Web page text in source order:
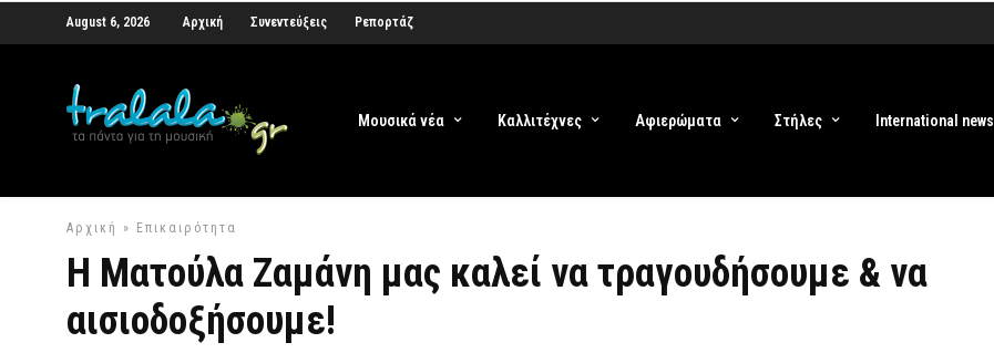
August 6, 2026 Αρχική Συνεντεύξεις Ρεπορτάζ
Μουσικά νέα Καλλιτέχνες Αφιερώματα Στήλες International news
Αρχική » Επικαιρότητα
Η Ματούλα Ζαμάνη μας καλεί να τραγουδήσουμε & να
αισιοδοξήσουμε!